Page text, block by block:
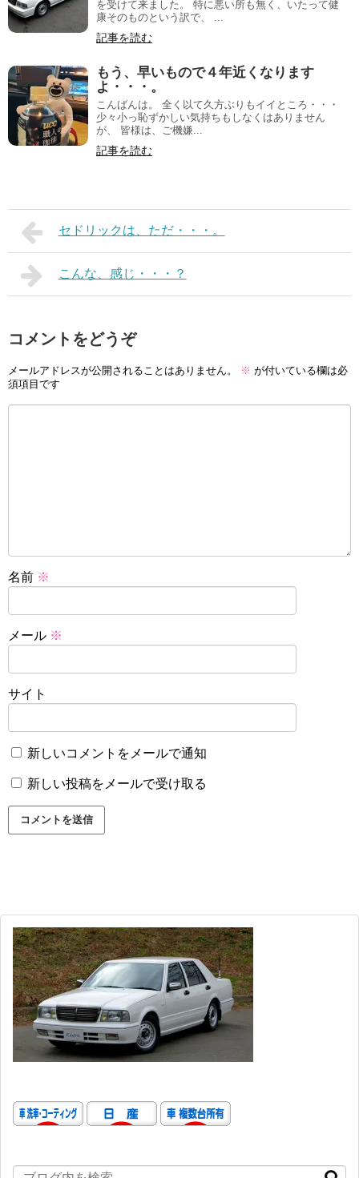
を受けて来ました。 特に悪い所も無く、いたって健
康そのものという訳で、 ...
記事を読む
もう、早いもので４年近くなります
よ・・・。
こんばんは。 全く以て久方ぶりもイイところ・・・
少々小っ恥ずかしい気持ちもしなくはありません
が、 皆様は、ご機嫌...
記事を読む
セドリックは、ただ・・・。
こんな、感じ・・・？
コメントをどうぞ
メールアドレスが公開されることはありません。 ※ が付いている欄は必
須項目です
名前 ※
メール ※
サイト
新しいコメントをメールで通知
新しい投稿をメールで受け取る